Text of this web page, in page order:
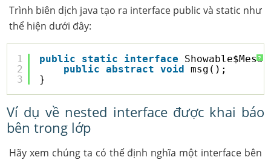
Trình biên dịch java tạo ra interface public và static như
thể hiện dưới đây:
?
1
2
3
public static interface
public
abstract void
msg();
}
Ví dụ về nested interface được khai báo
bên trong lớp
Hãy xem chúng ta có thể định nghĩa một interface bên